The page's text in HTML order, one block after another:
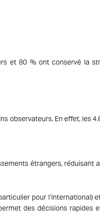
et 80 % ont conservé la
observateurs. En effet, les
étrangers, réduisant
pour l’international)
des décisions rapides